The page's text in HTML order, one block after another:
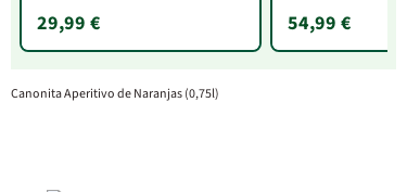
29,99 € 54,99 €
Canonita Aperitivo de Naranjas (0,75l)